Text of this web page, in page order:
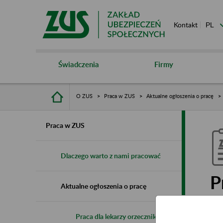
Kontakt
Świadczenia Firmy
O ZUS Praca w ZUS Aktualne ogłoszenia o pracę
Praca w ZUS
Dlaczego warto z nami pracować
Aktualne ogłoszenia o pracę
Praca dla lekarzy orzeczników